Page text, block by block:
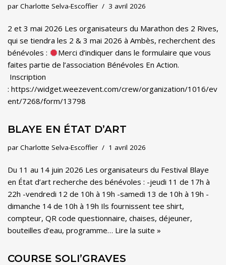
par Charlotte Selva-Escoffier 3 avril 2026
2 et 3 mai 2026 Les organisateurs du Marathon des 2 Rives,
qui se tiendra les 2 & 3 mai 2026 à Ambès, recherchent des
bénévoles :
Merci d’indiquer dans le formulaire que vous
faites partie de l’association Bénévoles En Action.
Inscription
: https://widget.weezevent.com/crew/organization/1016/ev
ent/7268/form/13798
BLAYE EN ÉTAT D’ART
par Charlotte Selva-Escoffier 1 avril 2026
Du 11 au 14 juin 2026 Les organisateurs du Festival Blaye
en État d’art recherche des bénévoles : -jeudi 11 de 17h à
22h -vendredi 12 de 10h à 19h -samedi 13 de 10h à 19h -
dimanche 14 de 10h à 19h Ils fournissent tee shirt,
compteur, QR code questionnaire, chaises, déjeuner,
bouteilles d’eau, programme… Lire la suite »
COURSE SOLI’GRAVES